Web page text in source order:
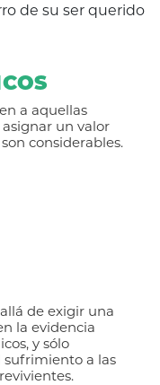
de su ser querido
a aquellas
un valor
considerables.
de exigir una
la evidencia
y sólo
sufrimiento a las